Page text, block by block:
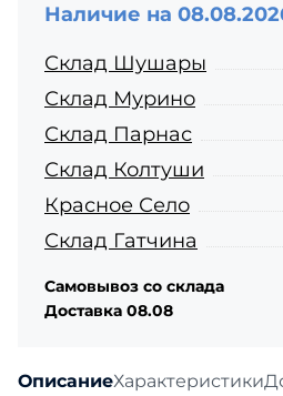
ОписаниеХарактеристики
Наличие на
Склад Шушары
Склад Мурино
Склад Парнас
Склад Колтуши
Красное Село
Склад Гатчина
Самовывоз со склада
Доставка 08.08